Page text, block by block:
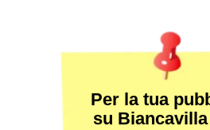
Per la tua
su